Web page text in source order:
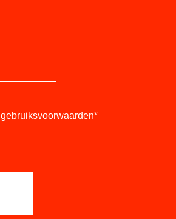
gebruiksvoorwaarden*